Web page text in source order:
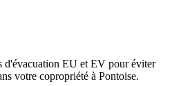
d'évacuation EU et EV pour éviter
votre copropriété à Pontoise.